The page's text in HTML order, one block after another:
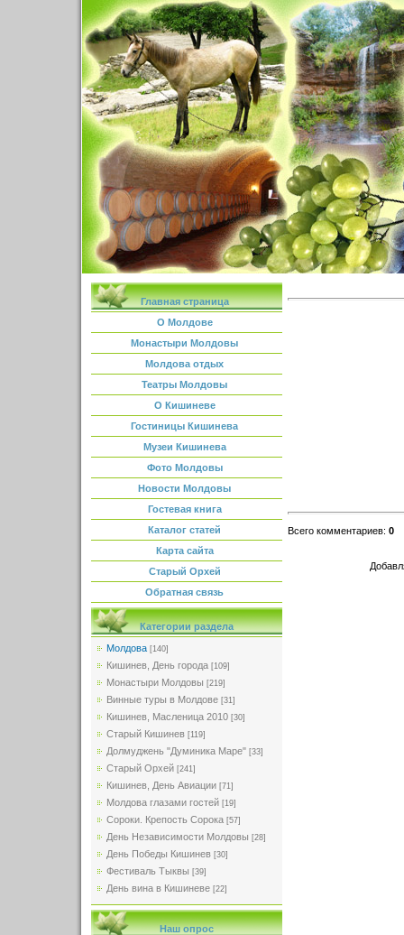
Главная страница
О Молдове
Монастыри Молдовы
Молдова отдых
Театры Молдовы
О Кишиневе
Гостиницы Кишинева
Музеи Кишинева
Фото Молдовы
Новости Молдовы
Гостевая книга
Каталог статей
Карта сайта
Старый Орхей
Обратная связь
Категории раздела
Молдова [140]
Кишинев, День города [109]
Монастыри Молдовы [219]
Винные туры в Молдове [31]
Кишинев, Масленица 2010 [30]
Старый Кишинев [119]
Долмуджень "Думиника Маре" [33]
Старый Орхей [241]
Кишинев, День Авиации [71]
Молдова глазами гостей [19]
Сороки. Крепость Сорока [57]
День Независимости Молдовы [28]
День Победы Кишинев [30]
Фестиваль Тыквы [39]
День вина в Кишиневе [22]
Наш опрос
Всего комментариев: 0